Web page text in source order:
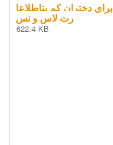
برای دختران کم یتاطلاعا
رت لاس و نس
622.4 KB